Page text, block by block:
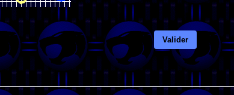
Valider